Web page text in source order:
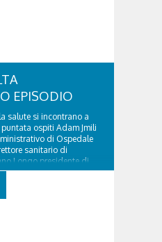
EPISODIO
salute si incontrano a
ospiti Adam Jmili
di Ospedale
sanitario di
Longo presidente di
Care & Research –...